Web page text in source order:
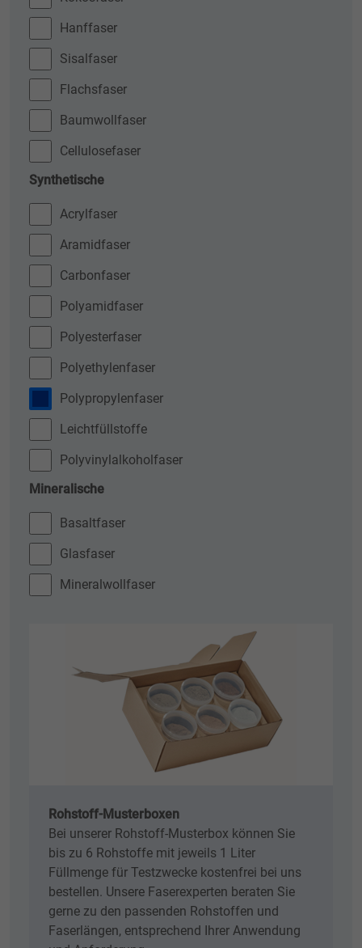
Hanffaser
Sisalfaser
Flachsfaser
Baumwollfaser
Cellulosefaser
Synthetische
Acrylfaser
Aramidfaser
Carbonfaser
Polyamidfaser
Polyesterfaser
Polyethylenfaser
Polypropylenfaser
Leichtfüllstoffe
Polyvinylalkoholfaser
Mineralische
Basaltfaser
Glasfaser
Mineralwollfaser
Rohstoff-Musterboxen
Bei unserer Rohstoff-Musterbox können Sie
bis zu 6 Rohstoffe mit jeweils 1 Liter
Füllmenge für Testzwecke kostenfrei bei uns
bestellen. Unsere Faserexperten beraten Sie
gerne zu den passenden Rohstoffen und
Faserlängen, entsprechend Ihrer Anwendung